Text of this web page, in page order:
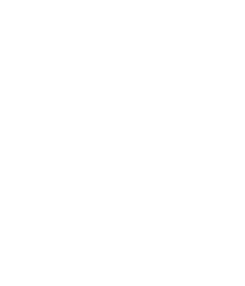
и максимально